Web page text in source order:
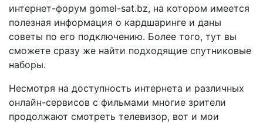
интернет-форум gomel-sat.bz, на котором имеется
полезная информация о кардшаринге и даны
советы по его подключению. Более того, тут вы
сможете сразу же найти подходящие спутниковые
наборы.
Несмотря на доступность интернета и различных
онлайн-сервисов с фильмами многие зрители
продолжают смотреть телевизор, вот и мои